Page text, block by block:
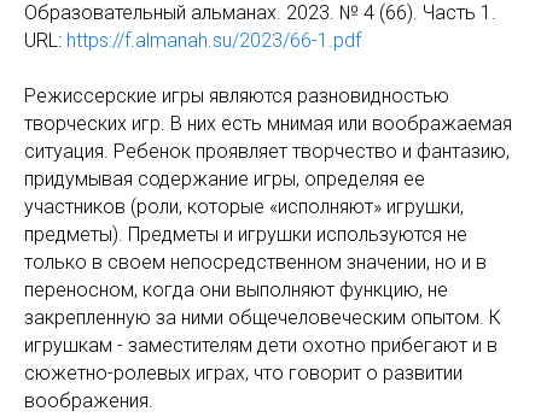
Образовательный альманах. 2023. № 4 (66). Часть 1.
URL: https://f.almanah.su/2023/66-1.pdf
Режиссерские игры являются разновидностью
творческих игр. В них есть мнимая или воображаемая
ситуация. Ребенок проявляет творчество и фантазию,
придумывая содержание игры, определяя ее
участников (роли, которые «исполняют» игрушки,
предметы). Предметы и игрушки используются не
только в своем непосредственном значении, но и в
переносном, когда они выполняют функцию, не
закрепленную за ними общечеловеческим опытом. К
игрушкам - заместителям дети охотно прибегают и в
сюжетно-ролевых играх, что говорит о развитии
воображения.